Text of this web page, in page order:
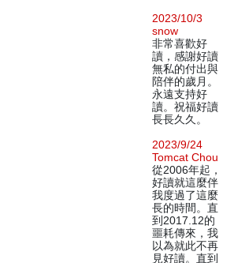
2023/10/3
snow
非常喜歡好
讀，感謝好讀
無私的付出與
陪伴的歲月。
永遠支持好
讀。祝福好讀
長長久久。
2023/9/24
Tomcat Chou
從2006年起，
好讀就這麼伴
我度過了這麼
長的時間。直
到2017.12的
噩耗傳來，我
以為就此不再
見好讀。直到